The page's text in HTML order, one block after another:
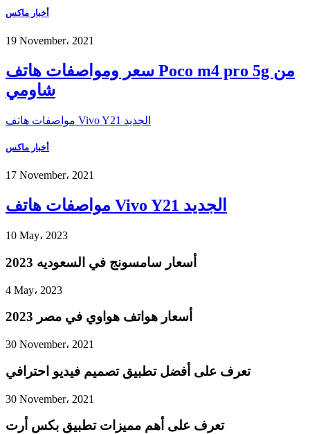
أخبار ماكس
19 November، 2021
سعر ومواصفات هاتف Poco m4 pro 5g من
شاومي
مواصفات هاتف Vivo Y21 الجديد
أخبار ماكس
17 November، 2021
مواصفات هاتف Vivo Y21 الجديد
10 May، 2023
أسعار سامسونج في السعوديه 2023
4 May، 2023
أسعار هواتف هواوي في مصر 2023
30 November، 2021
تعرف على أفضل تطبيق تصميم فيديو احترافي
30 November، 2021
تعرف على أهم مميزات تطبيق بكس أرت